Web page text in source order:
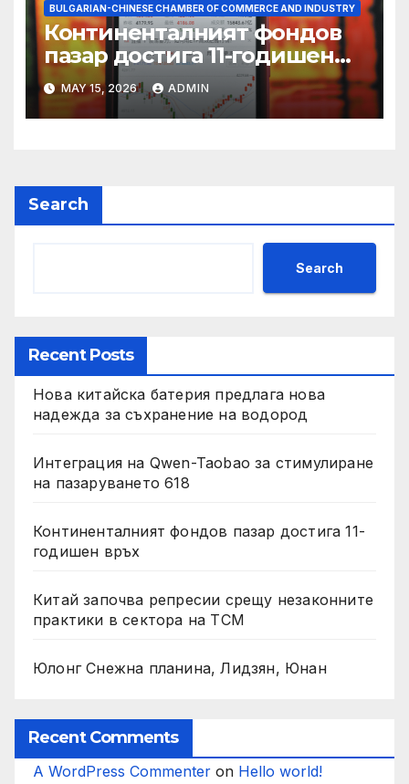
BULGARIAN-CHINESE CHAMBER OF COMMERCE AND INDUSTRY
Континенталният фондов
пазар достига 11-годишен
връх
MAY 15, 2026 ADMIN
Search
Search
Recent Posts
Нова китайска батерия предлага нова
надежда за съхранение на водород
Интеграция на Qwen-Taobao за стимулиране
на пазаруването 618
Континенталният фондов пазар достига 11-
годишен връх
Китай започва репресии срещу незаконните
практики в сектора на TCM
Юлонг Снежна планина, Лидзян, Юнан
Recent Comments
A WordPress Commenter on Hello world!